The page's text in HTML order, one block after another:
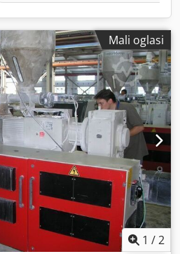
Mali oglasi
1 /2